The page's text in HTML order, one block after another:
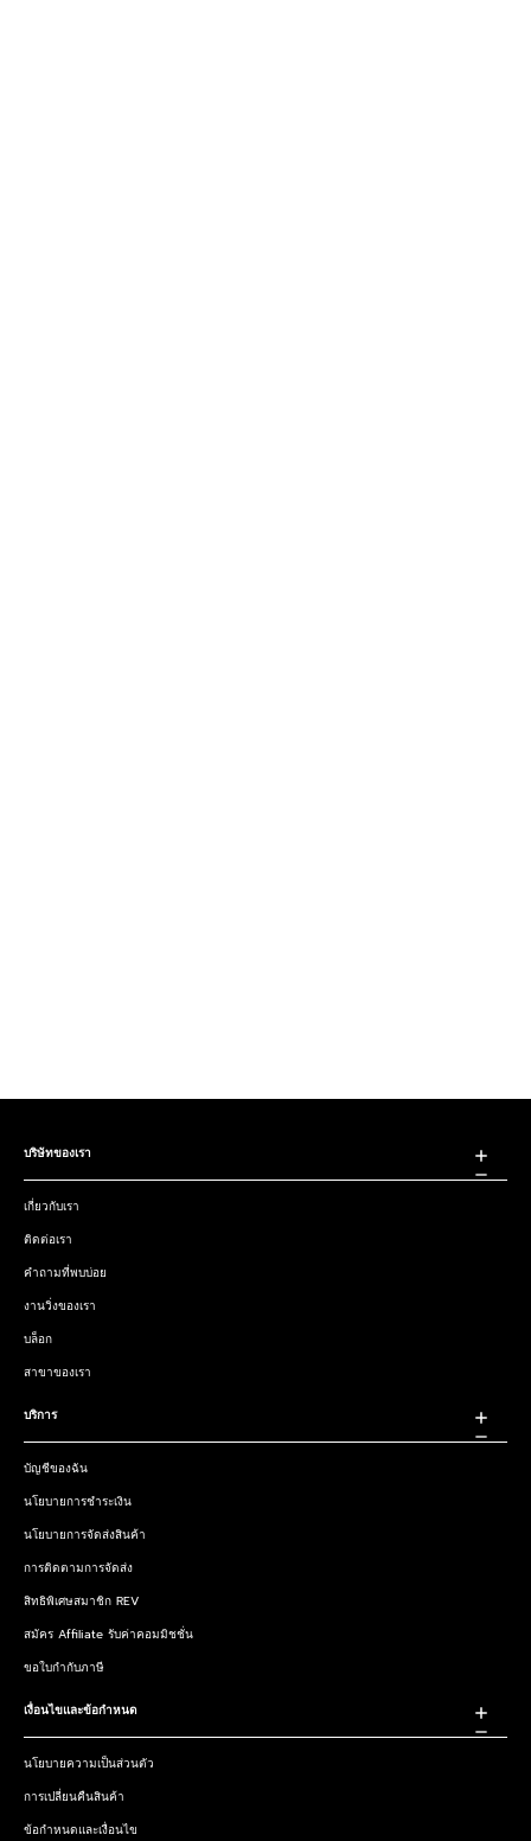
บริษัทของเรา
เกี่ยวกับเรา
ติดต่อเรา
คำถามที่พบบ่อย
งานวิ่งของเรา
บล็อก
สาขาของเรา
บริการ
บัญชีของฉัน
นโยบายการชำระเงิน
นโยบายการจัดส่งสินค้า
การติดตามการจัดส่ง
สิทธิพิเศษสมาชิก REV
สมัคร Affiliate รับค่าคอมมิชชั่น
ขอใบกำกับภาษี
เงื่อนไขและข้อกำหนด
นโยบายความเป็นส่วนตัว
การเปลี่ยนคืนสินค้า
ข้อกำหนดและเงื่อนไข